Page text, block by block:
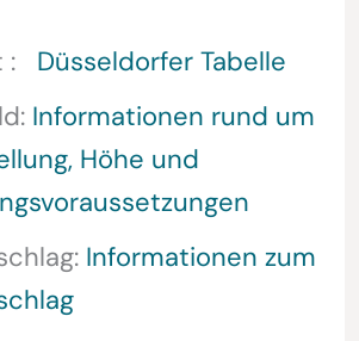
: Düsseldorfer Tabelle
Informationen rund um
Höhe und
Informationen zum